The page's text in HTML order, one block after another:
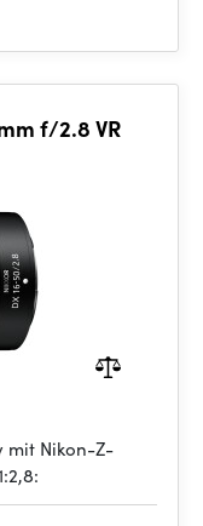
f/2.8 VR
mit Nikon-Z-